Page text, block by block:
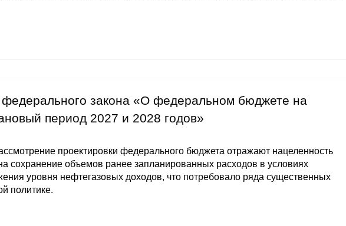
федерального закона «О федеральном бюджете на
период 2027 и 2028 годов»
проектировки федерального бюджета отражают нацеленность
сохранение объемов ранее запланированных расходов в условиях
уровня нефтегазовых доходов, что потребовало ряда существенных
политике.